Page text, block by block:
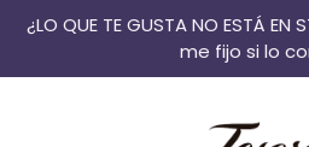
¿LO QUE TE GUSTA NO ESTÁ
me fijo si lo